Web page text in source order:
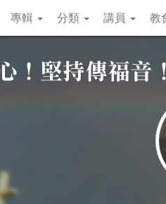
專輯 分類 講員 教